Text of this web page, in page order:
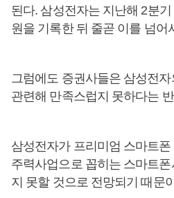
된다. 삼성전자는 지난해 2분
원을 기록한 뒤 줄곧 이를 넘어
그럼에도 증권사들은 삼성전
관련해 만족스럽지 못하다는
삼성전자가 프리미엄 스마트
주력사업으로 꼽히는 스마트폰
지 못할 것으로 전망되기 때문